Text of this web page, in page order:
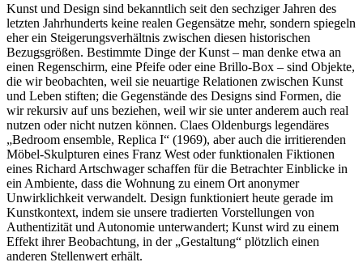
Kunst und Design sind bekanntlich seit den sechziger Jahren des
letzten Jahrhunderts keine realen Gegensätze mehr, sondern spiegeln
eher ein Steigerungsverhältnis zwischen diesen historischen
Bezugsgrößen. Bestimmte Dinge der Kunst – man denke etwa an
einen Regenschirm, eine Pfeife oder eine Brillo-Box – sind Objekte,
die wir beobachten, weil sie neuartige Relationen zwischen Kunst
und Leben stiften; die Gegenstände des Designs sind Formen, die
wir rekursiv auf uns beziehen, weil wir sie unter anderem auch real
nutzen oder nicht nutzen können. Claes Oldenburgs legendäres
„Bedroom ensemble, Replica I“ (1969), aber auch die irritierenden
Möbel-Skulpturen eines Franz West oder funktionalen Fiktionen
eines Richard Artschwager schaffen für die Betrachter Einblicke in
ein Ambiente, dass die Wohnung zu einem Ort anonymer
Unwirklichkeit verwandelt. Design funktioniert heute gerade im
Kunstkontext, indem sie unsere tradierten Vorstellungen von
Authentizität und Autonomie unterwandert; Kunst wird zu einem
Effekt ihrer Beobachtung, in der „Gestaltung“ plötzlich einen
anderen Stellenwert erhält.